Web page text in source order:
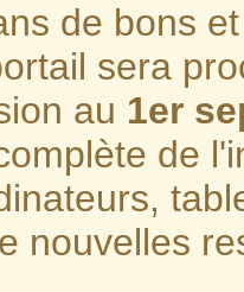
de bons
sera
au 1er
de
nouvelles